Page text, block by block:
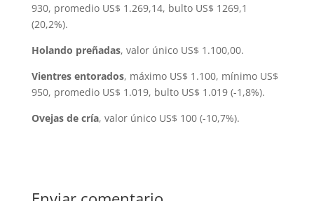
930, promedio US$ 1.269,14, bulto US$ 1269,1
(20,2%).
Holando preñadas, valor único US$ 1.100,00.
Vientres entorados, máximo US$ 1.100, mínimo US$
950, promedio US$ 1.019, bulto US$ 1.019 (-1,8%).
Ovejas de cría, valor único US$ 100 (-10,7%).